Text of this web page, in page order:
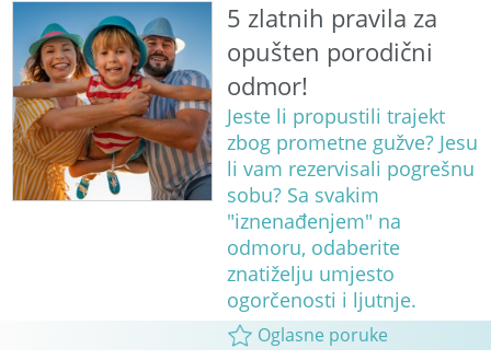
5 zlatnih pravila za
opušten porodični
odmor!
Jeste li propustili trajekt
zbog prometne gužve? Jesu
li vam rezervisali pogrešnu
sobu? Sa svakim
"iznenađenjem" na
odmoru, odaberite
znatiželju umjesto
ogorčenosti i ljutnje.
Oglasne poruke